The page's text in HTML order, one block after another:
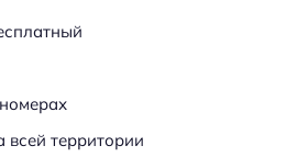
всей территории